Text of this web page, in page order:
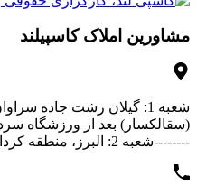
مشاورین املاک کاسپیلند
شعبه 1: گیلان رشت جاده
(سقالکسار) بعد از ورزشگاه
--------شعبه 2: البرز، منطقه کردان، سهیلیه، خ ولیعصر، سنقرآباد